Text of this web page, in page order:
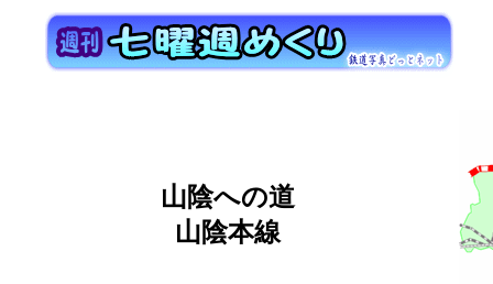
山陰への道
山陰本線